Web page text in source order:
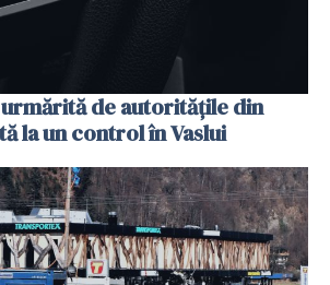
urmărită de autoritățile din
la un control în Vaslui